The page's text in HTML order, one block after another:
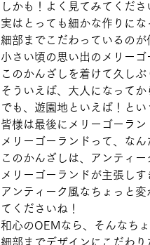
しかも！よく見てみてくださ
実はとっても細かな作りにな
細部までこだわっているの
小さい頃の思い出のメリー
このかんざしを着けて久し
そういえば、大人になって
でも、遊園地といえば！とい
皆様は最後にメリーゴーラ
メリーゴーランドって、な
このかんざしは、アンティ
メリーゴーランドが主張し
アンティーク風なちょっと
てくださいね！
和心のOEMなら、そんなち
細部までデザインにこだわ